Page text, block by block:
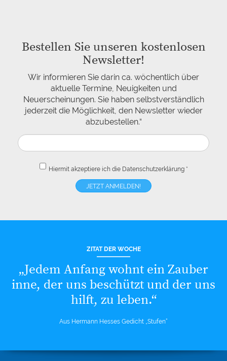
Bestellen Sie unseren kostenlosen
Newsletter!
Wir informieren Sie darin ca. wöchentlich über
aktuelle Termine, Neuigkeiten und
Neuerscheinungen. Sie haben selbstverständlich
jederzeit die Möglichkeit, den Newsletter wieder
abzubestellen.“
Hiermit akzeptiere ich die Datenschutzerklärung*
ZITAT DER WOCHE
„Jedem Anfang wohnt ein Zauber
inne, der uns beschützt und der uns
hilft, zu leben.“
Aus Hermann Hesses Gedicht „Stufen“